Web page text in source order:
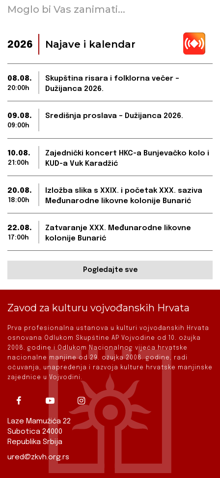
Moglo bi Vas zanimati...
2026 Najave i kalendar
08.08.
20:00h
Skupština risara i folklorna večer –
Dužijanca 2026.
09.08.
09:00h
Središnja proslava – Dužijanca 2026.
10.08.
21:00h
Zajednički koncert HKC-a Bunjevačko kolo i
KUD-a Vuk Karadžić
20.08.
18:00h
Izložba slika s XXIX. i početak XXX. saziva
Međunarodne likovne kolonije Bunarić
22.08.
17:00h
Zatvaranje XXX. Međunarodne likovne
kolonije Bunarić
Pogledajte sve
Zavod za kulturu vojvođanskih Hrvata
Prva profesionalna ustanova u kulturi vojvođanskih Hrvata
osnovana Odlukom Skupštine AP Vojvodine od 10. ožujka
2008. godine i Odlukom Nacionalnog vijeća hrvatske
nacionalne manjine od 29. ožujka 2008. godine, radi
očuvanja, unapređenja i razvoja kulture hrvatske manjinske
zajednice u Vojvodini.
Laze Mamužića 22
Subotica 24000
Republika Srbija
ured@zkvh.org.rs